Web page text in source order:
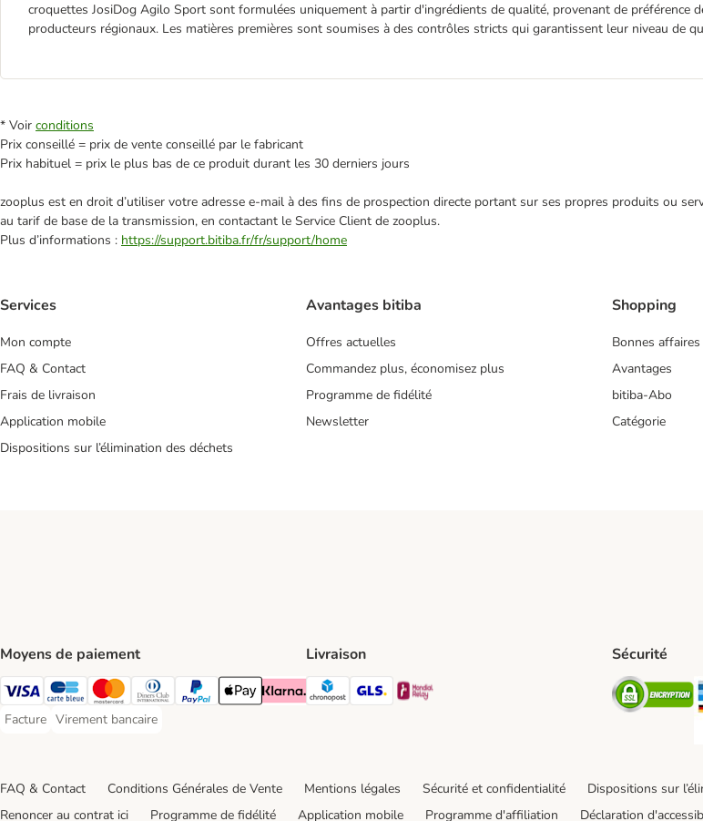
croquettes JosiDog Agilo Sport sont formulées uniquement à partir d'ingrédients de qualité, provenant de préférence
producteurs régionaux. Les matières premières sont soumises à des contrôles stricts qui garantissent leur niveau de
* Voir conditions
Prix conseillé = prix de vente conseillé par le fabricant
Prix habituel = prix le plus bas de ce produit durant les 30 derniers jours
zooplus est en droit d’utiliser votre adresse e‑mail à des fins de prospection directe portant sur ses propres produits ou
au tarif de base de la transmission, en contactant le Service Client de zooplus.
Plus d’informations : https://support.bitiba.fr/fr/support/home
Services
Mon compte
FAQ & Contact
Frais de livraison
Application mobile
Dispositions sur l’élimination des déchets
Avantages bitiba
Offres actuelles
Commandez plus, économisez plus
Programme de fidélité
Newsletter
Shopping
Bonnes affaires
Avantages
bitiba-Abo
Catégorie
Moyens de paiement
Visa Payment Method
carte bleue Payment Method
Master Card Payment Method
Diners Club Payment Method
Paypal Payment Method
Apple Pay Payment Method
Klarna Payment Method
Facture
Facture Payment Method
Virement bancaire
Virement bancaire Payment Method
Livraison
Chronopost Shipping Method
GLS Shipping Method
Mondial relay Shipping Method
Sécurité
FAQ & Contact Conditions Générales de Vente Mentions légales Sécurité et confidentialité Dispositions sur
Renoncer au contrat ici
Programme de fidélité Application mobile Programme d'affiliation Déclaration